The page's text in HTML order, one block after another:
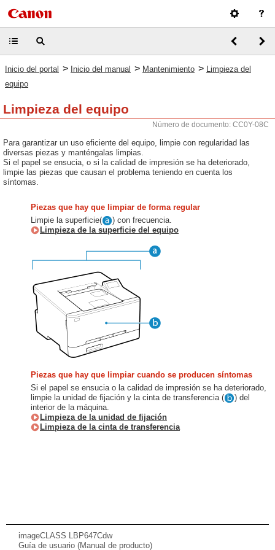
Inicio del portal > Inicio del manual > Mantenimiento > Limpieza del
equipo
Limpieza del equipo
Número de documento: CC0Y-08C
Para garantizar un uso eficiente del equipo, limpie con regularidad las
diversas piezas y manténgalas limpias.
Si el papel se ensucia, o si la calidad de impresión se ha deteriorado,
limpie las piezas que causan el problema teniendo en cuenta los
síntomas.
Piezas que hay que limpiar de forma regular
Limpie la superficie(
) con frecuencia.
Limpieza de la superficie del equipo
Piezas que hay que limpiar cuando se producen síntomas
Si el papel se ensucia o la calidad de impresión se ha deteriorado,
limpie la unidad de fijación y la cinta de transferencia (
) del
interior de la máquina.
Limpieza de la unidad de fijación
Limpieza de la cinta de transferencia
imageCLASS LBP647Cdw
Guía de usuario (Manual de producto)